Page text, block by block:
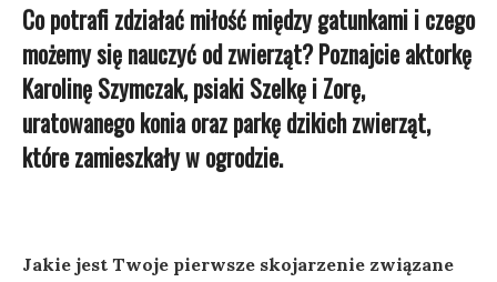
Co potrafi zdziałać miłość między gatunkami i czego
możemy się nauczyć od zwierząt? Poznajcie aktorkę
Karolinę Szymczak, psiaki Szelkę i Zorę,
uratowanego konia oraz parkę dzikich zwierząt,
które zamieszkały w ogrodzie.
Jakie jest Twoje pierwsze skojarzenie związane